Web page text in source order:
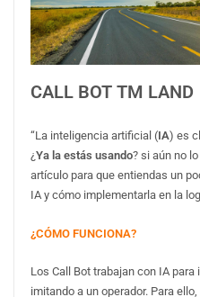
CALL BOT TM LAND
“La inteligencia artificial (IA) es
¿Ya la estás usando? si aún no
artículo para que entiendas un
IA y cómo implementarla en la
¿CÓMO FUNCIONA?
Los Call Bot trabajan con IA
imitando a un operador. Para